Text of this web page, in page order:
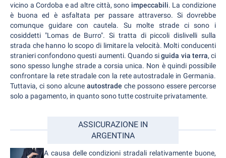
vicino a Cordoba e ad altre città, sono impeccabili. La condizione
è buona ed è asfaltata per passare attraverso. Si dovrebbe
comunque guidare con cautela. Su molte strade ci sono i
cosiddetti "Lomas de Burro". Si tratta di piccoli dislivelli sulla
strada che hanno lo scopo di limitare la velocità. Molti conducenti
stranieri confondono questi aumenti. Quando siguida via terra, ci
sono spesso lunghe strade a corsia unica. Non è quindi possibile
confrontare la rete stradale con la rete autostradale in Germania.
Tuttavia, ci sono alcune autostrade che possono essere percorse
solo a pagamento, in quanto sono tutte costruite privatamente.
ASSICURAZIONE IN
ARGENTINA
A causa delle condizioni stradali relativamente buone,